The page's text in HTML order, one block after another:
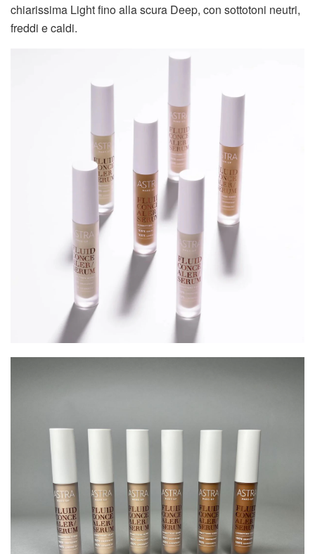
chiarissima Light fino alla scura Deep, con sottotoni neutri,
freddi e caldi.